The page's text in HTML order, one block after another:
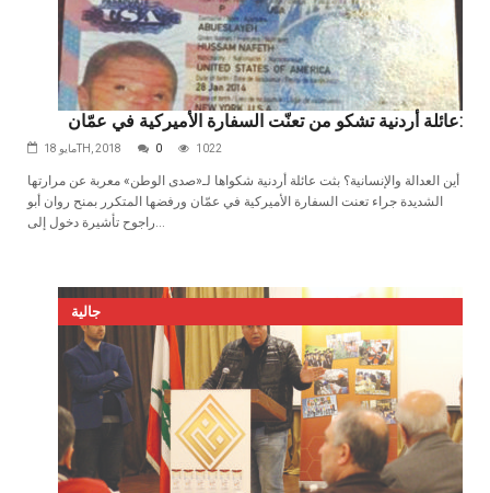
عائلة أردنية تشكو من تعنّت السفارة الأميركية في عمّان:
مايو 18TH, 2018 0 1022
أين‭ ‬العدالة‭ ‬والإنسانية؟ بثت عائلة أردنية شكواها لـ«صدى الوطن» معربة عن مرارتها
الشديدة جراء تعنت السفارة الأميركية في عمّان ورفضها المتكرر بمنح روان أبو
راجوح تأشيرة دخول إلى...
جالية